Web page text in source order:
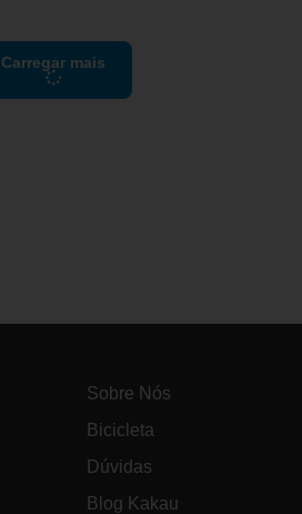
Carregar mais
Sobre Nós
Bicicleta
Dúvidas
Blog Kakau